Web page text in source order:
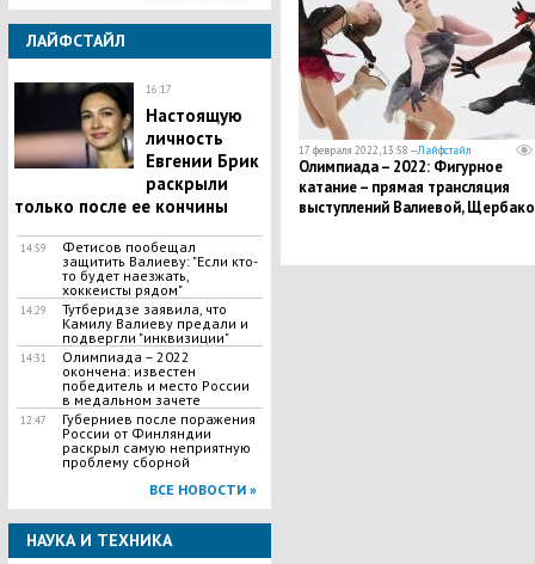
ЛАЙФСТАЙЛ
16:17
Настоящую
личность
Евгении Брик
раскрыли
только после ее кончины
14:59
Фетисов пообещал
защитить Валиеву: "Если кто-
то будет наезжать,
хоккеисты рядом"
14:29
Тутберидзе заявила, что
Камилу Валиеву предали и
подвергли "инквизиции"
14:31
Олимпиада – 2022
окончена: известен
победитель и место России
в медальном зачете
12:47
Губерниев после поражения
России от Финляндии
раскрыл самую неприятную
проблему сборной
ВСЕ НОВОСТИ »
НАУКА И ТЕХНИКА
17 февраля 2022, 13:58 —Лайфстайл
Олимпиада – 2022: Фигурное
катание – прямая трансляция
выступлений Валиевой,